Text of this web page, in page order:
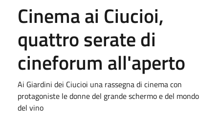
Cinema ai Ciucioi,
quattro serate di
cineforum all'aperto
Ai Giardini dei Ciucioi una rassegna di cinema con
protagoniste le donne del grande schermo e del mondo
del vino